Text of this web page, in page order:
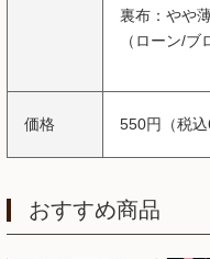
裏布：やや
（ローン/ブ
価格 550円（税込
おすすめ商品